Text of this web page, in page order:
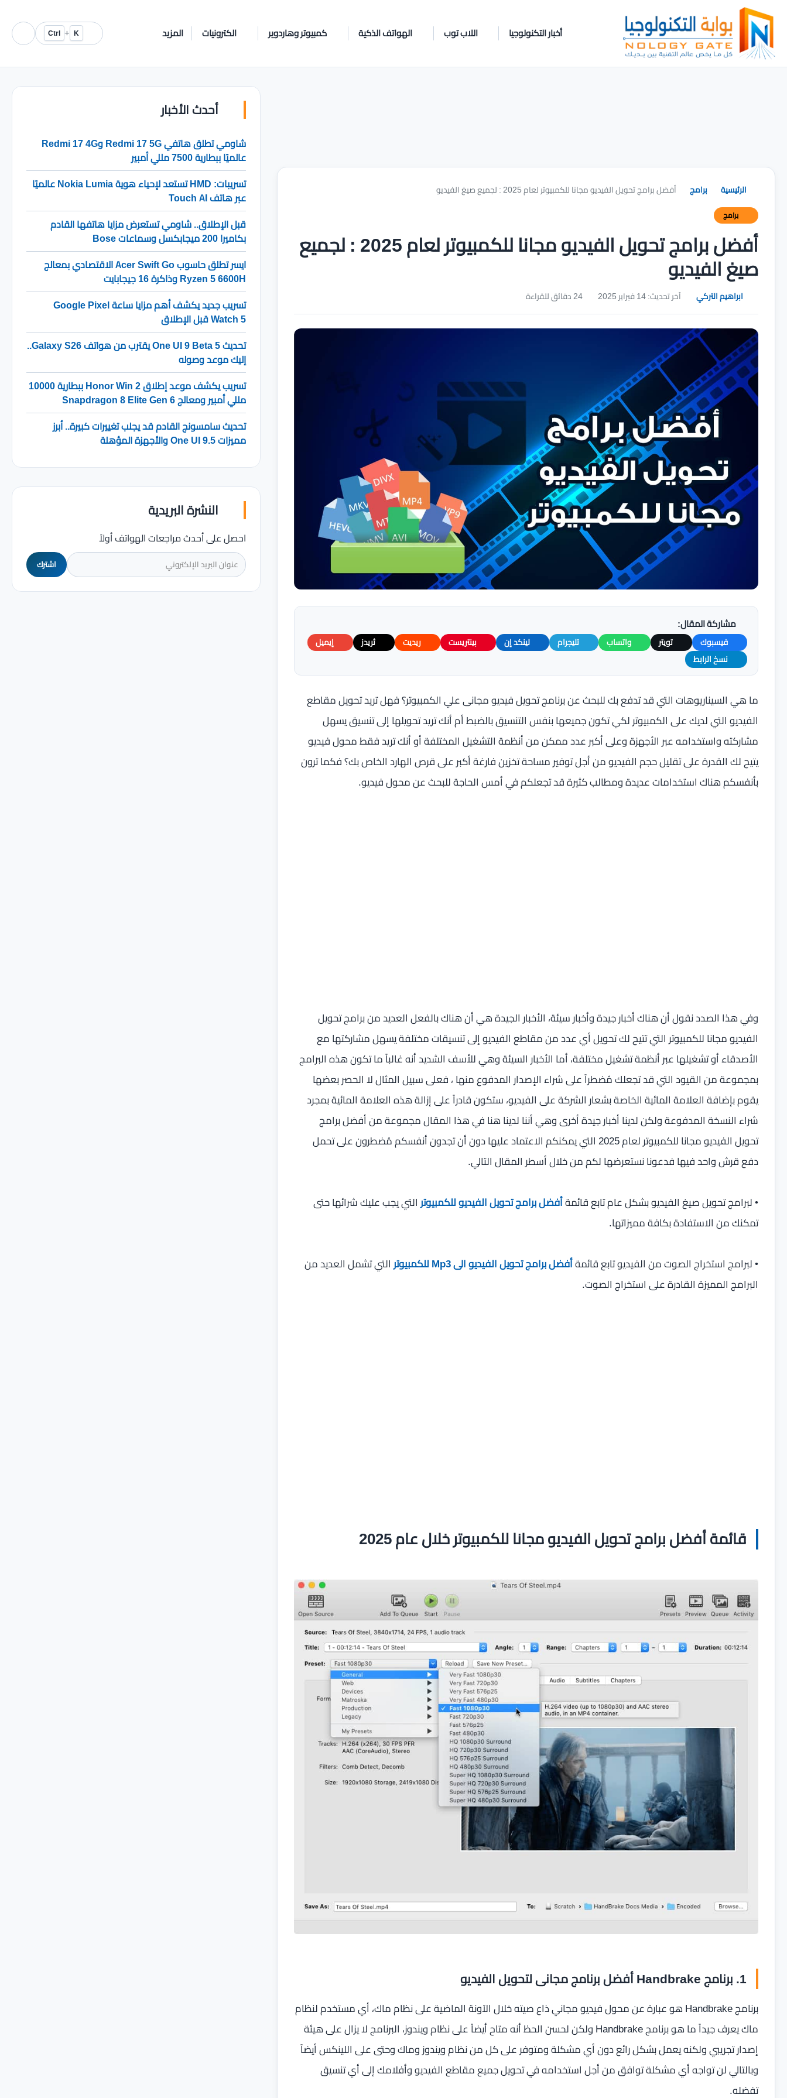
أخبار التكنولوجيا اللاب توب الهواتف الذكية كمبيوتر وهاردوير الكترونيات المزيد K
+
Ctrl
الرئيسية برامج أفضل برامج تحويل الفيديو مجانا للكمبيوتر لعام 2025 : لجميع صيغ الفيديو
برامج
أفضل برامج تحويل الفيديو مجانا للكمبيوتر لعام 2025 : لجميع
صيغ الفيديو
ابراهيم التركي آخر تحديث: 14 فبراير 2025
مشاركة المقال:
فيسبوك تويتر واتساب تليجرام لينكد إن بينتريست ريديت ثريدز
إيميل
نسخ الرابط
ما هي السيناريوهات التي قد تدفع بك للبحث عن برنامج تحويل فيديو مجانى علي الكمبيوتر؟ فهل تريد تحويل مقاطع
الفيديو التي لديك على الكمبيوتر لكي تكون جميعها بنفس التنسيق بالضبط أم أنك تريد تحويلها إلى تنسيق يسهل
مشاركته واستخدامه عبر الأجهزة وعلى أكبر عدد ممكن من أنظمة التشغيل المختلفة أو أنك تريد فقط محول فيديو
يتيح لك القدرة على تقليل حجم الفيديو من أجل توفير مساحة تخزين فارغة أكبر على قرص الهارد الخاص بك؟ فكما ترون
بأنفسكم هناك استخدامات عديدة ومطالب كثيرة قد تجعلكم في أمس الحاجة للبحث عن محول فيديو.
وفي هذا الصدد نقول أن هناك أخبار جيدة وأخبار سيئة، الأخبار الجيدة هي أن هناك بالفعل العديد من برامج تحويل
الفيديو مجانا للكمبيوتر التي تتيح لك تحويل أي عدد من مقاطع الفيديو إلى تنسيقات مختلفة يسهل مشاركتها مع
الأصدقاء أو تشغيلها عبر أنظمة تشغيل مختلفة، أما الأخبار السيئة وهي للأسف الشديد أنه غالباً ما تكون هذه البرامج
بمجموعة من القيود التي قد تجعلك مُضطراً على شراء الإصدار المدفوع منها ، فعلى سبيل المثال لا الحصر بعضها
يقوم بإضافة العلامة المائية الخاصة بشعار الشركة على الفيديو، ستكون قادراً على إزالة هذه العلامة المائية بمجرد
شراء النسخة المدفوعة ولكن لدينا أخبار جيدة أخرى وهي أننا لدينا هنا في هذا المقال مجموعة من أفضل برامج
تحويل الفيديو مجانا للكمبيوتر لعام 2025 التي يمكنكم الاعتماد عليها دون أن تجدون أنفسكم مُضطرون على تحمل
دفع قرش واحد فيها فدعونا نستعرضها لكم من خلال أسطر المقال التالي.
• لبرامج تحويل صيغ الفيديو بشكل عام تابع قائمةأفضل برامج تحويل الفيديو للكمبيوترالتي يجب عليك شرائها حتى
تمكنك من الاستفادة بكافة مميزاتها.
• لبرامج استخراج الصوت من الفيديو تابع قائمةأفضل برامج تحويل الفيديو الى Mp3 للكمبيوتر
التي تشمل العديد من
البرامج المميزة القادرة على استخراج الصوت.
قائمة أفضل برامج تحويل الفيديو مجانا للكمبيوتر خلال عام 2025
1. برنامج Handbrake أفضل برنامج مجانى لتحويل الفيديو
برنامج Handbrake هو عبارة عن محول فيديو مجاني ذاع صيته خلال الآونة الماضية على نظام ماك، أي مستخدم لنظام
ماك يعرف جيداً ما هو برنامج Handbrake ولكن لحسن الحظ أنه متاح أيضاً على نظام ويندوز، البرنامج لا يزال على هيئة
إصدار تجريبي ولكنه يعمل بشكل رائع دون أي مشكلة ومتوفر على كل من نظام ويندوز وماك وحتى على اللينكس أيضاً
وبالتالي لن تواجه أي مشكلة توافق من أجل استخدامه في تحويل جميع مقاطع الفيديو وأفلامك إلى أي تنسيق
تفضله.
أحدث الأخبار
شاومي تطلق هاتفي Redmi 17 5G وRedmi 17 4G
عالميًا ببطارية 7500 مللي أمبير
تسريبات: HMD تستعد لإحياء هوية Nokia Lumia عالميًا
عبر هاتف Touch AI
قبل الإطلاق.. شاومي تستعرض مزايا هاتفها القادم
بكاميرا 200 ميجابكسل وسماعات Bose
ايسر تطلق حاسوب Acer Swift Go الاقتصادي بمعالج
Ryzen 5 6600H وذاكرة 16 جيجابايت
تسريب جديد يكشف أهم مزايا ساعة Google Pixel
Watch 5 قبل الإطلاق
تحديث One UI 9 Beta 5 يقترب من هواتف Galaxy S26..
إليك موعد وصوله
تسريب يكشف موعد إطلاق Honor Win 2 ببطارية 10000
مللي أمبير ومعالج Snapdragon 8 Elite Gen 6
تحديث سامسونج القادم قد يجلب تغييرات كبيرة.. أبرز
مميزات One UI 9.5 والأجهزة المؤهلة
النشرة البريدية
احصل على أحدث مراجعات الهواتف أولاً
اشترك